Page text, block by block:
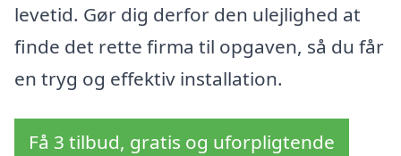
levetid. Gør dig derfor den ulejlighed at
finde det rette firma til opgaven, så du får
en tryg og effektiv installation.
Få 3 tilbud, gratis og uforpligtende